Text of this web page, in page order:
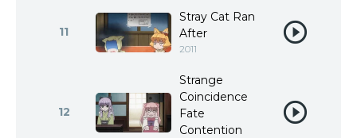
11
Stray Cat Ran
After
2011
12
Strange
Coincidence
Fate
Contention